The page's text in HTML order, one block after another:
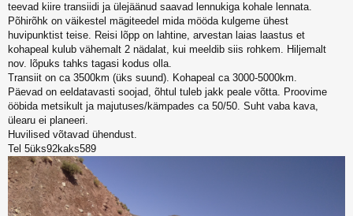
s
teevad kiire transiidi ja ülejäänud saavad lennukiga kohale lennata.
Põhirõhk on väikestel mägiteedel mida mööda kulgeme ühest
huvipunktist teise. Reisi lõpp on lahtine, arvestan laias laastus et
kohapeal kulub vähemalt 2 nädalat, kui meeldib siis rohkem. Hiljemalt
nov. lõpuks tahks tagasi kodus olla.
Transiit on ca 3500km (üks suund). Kohapeal ca 3000-5000km.
Päevad on eeldatavasti soojad, õhtul tuleb jakk peale võtta. Proovime
ööbida metsikult ja majutuses/kämpades ca 50/50. Suht vaba kava,
ülearu ei planeeri.
Huvilised võtavad ühendust.
Tel 5üks92kaks589